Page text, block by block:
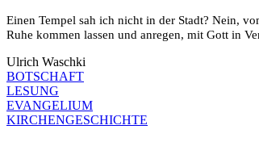
Einen Tempel sah ich nicht in der Stadt? Nein,
Ruhe kommen lassen und anregen, mit Gott in
Ulrich Waschki
BOTSCHAFT
LESUNG
EVANGELIUM
KIRCHENGESCHICHTE